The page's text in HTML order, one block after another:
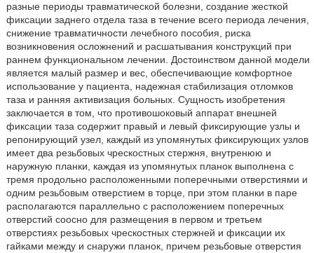
разные периоды травматической болезни, создание жесткой
фиксации заднего отдела таза в течение всего периода лечения,
снижение травматичности лечебного пособия, риска
возникновения осложнений и расшатывания конструкций при
раннем функциональном лечении. Достоинством данной модели
является малый размер и вес, обеспечивающие комфортное
использование у пациента, надежная стабилизация отломков
таза и ранняя активизация больных. Сущность изобретения
заключается в том, что противошоковый аппарат внешней
фиксации таза содержит правый и левый фиксирующие узлы и
репонирующий узел, каждый из упомянутых фиксирующих узлов
имеет два резьбовых чрескостных стержня, внутренюю и
наружную планки, каждая из упомянутых планок выполнена с
тремя продольно расположенными поперечными отверстиями и
одним резьбовым отверстием в торце, при этом планки в паре
располагаются параллельно с расположением поперечных
отверстий соосно для размещения в первом и третьем
отверстиях резьбовых чрескостных стержней и фиксации их
гайками между и снаружи планок, причем резьбовые отверстия